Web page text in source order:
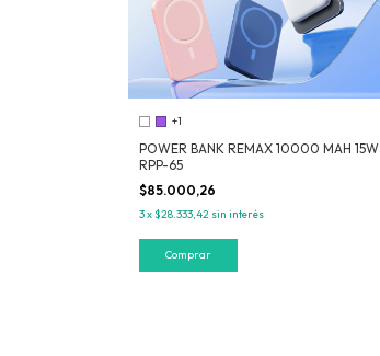
+1
POWER BANK REMAX 10000 MAH 15W
RPP-65
$85.000,26
3x$28.333,42 sin interés
Comprar